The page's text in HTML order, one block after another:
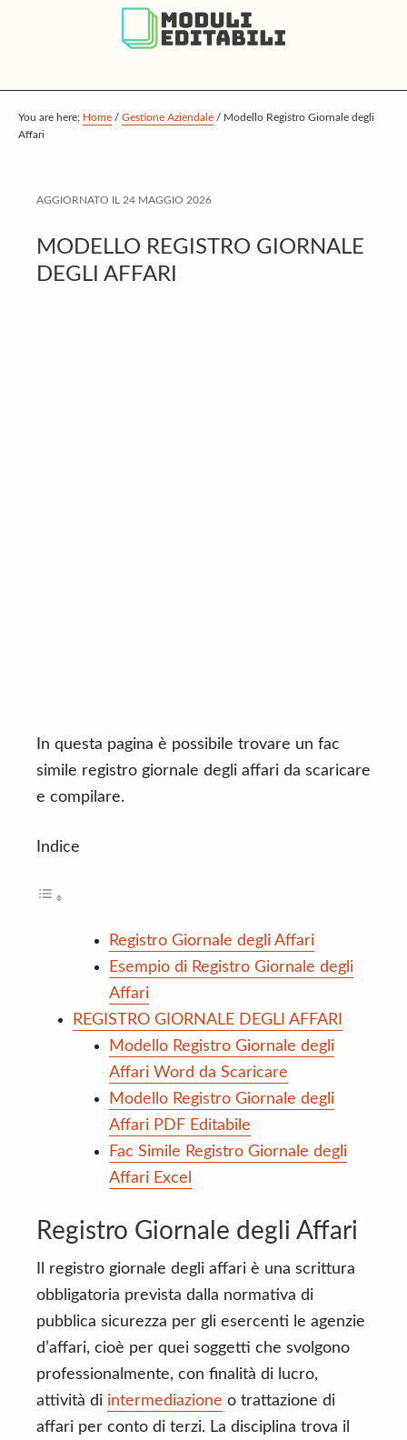
p
t
a
n
c
p
t
r
m
a
p
t
o
t
e
You are here: Home / Gestione Aziendale / Modello Registro Giornale degli
Affari
AGGIORNATO IL 24 MAGGIO 2026
MODELLO REGISTRO GIORNALE
DEGLI AFFARI
In questa pagina è possibile trovare un fac
simile registro giornale degli affari da scaricare
e compilare.
Indice
Registro Giornale degli Affari
Esempio di Registro Giornale degli
Affari
REGISTRO GIORNALE DEGLI AFFARI
Modello Registro Giornale degli
Affari Word da Scaricare
Modello Registro Giornale degli
Affari PDF Editabile
Fac Simile Registro Giornale degli
Affari Excel
Registro Giornale degli Affari
Il registro giornale degli affari è una scrittura
obbligatoria prevista dalla normativa di
pubblica sicurezza per gli esercenti le agenzie
d’affari, cioè per quei soggetti che svolgono
professionalmente, con finalità di lucro,
attività di intermediazione o trattazione di
affari per conto di terzi. La disciplina trova il